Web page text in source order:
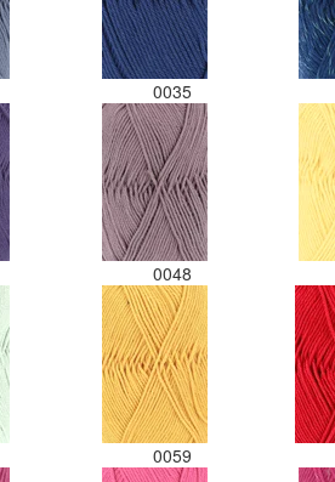
0035
0048
0059